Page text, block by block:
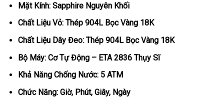
Mặt Kính: Sapphire Nguyên Khối
Chất Liệu Vỏ: Thép 904L Bọc Vàng 18K
Chất Liệu Dây Đeo: Thép 904L Bọc Vàng 18K
Bộ Máy: Cơ Tự Động – ETA 2836 Thụy Sĩ
Khả Năng Chống Nước: 5 ATM
Chức Năng: Giờ, Phút, Giây, Ngày